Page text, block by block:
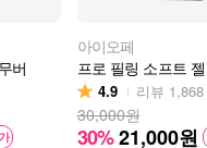
버
아이오페
프로 필링 소프트 젤
4.9 리뷰 1,868
30,000원
30%21,000원